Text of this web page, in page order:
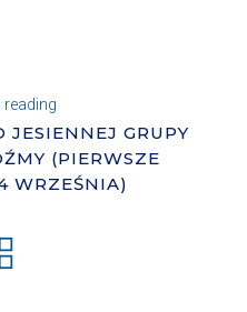
reading
GRUPY
(PIERWSZE
WRZEŚNIA)